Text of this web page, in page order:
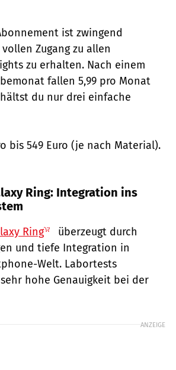
ist zwingend
Zugang zu allen
zu erhalten. Nach einem
fallen 5,99 pro Monat
du nur drei einfache
bis 549 Euro (je nach Material).
Ring: Integration ins
Ring
überzeugt durch
und tiefe Integration in
Welt. Labortests
hohe Genauigkeit bei der
ANZEIGE